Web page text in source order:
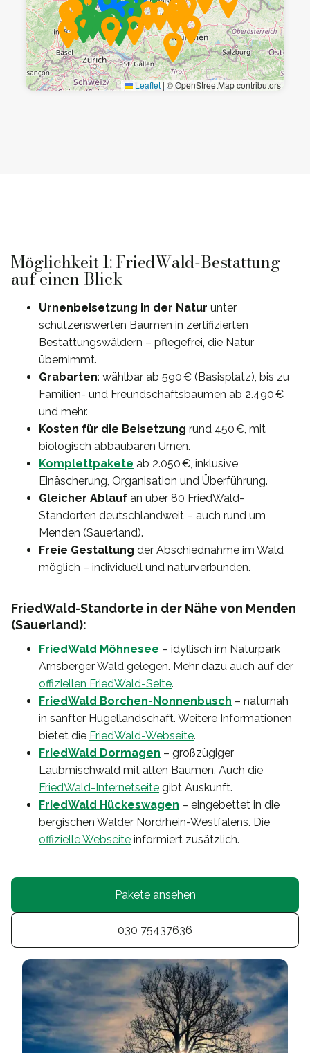
Leaflet | © OpenStreetMap contributors
Möglichkeit 1: FriedWald-Bestattung
auf einen Blick
Urnenbeisetzung in der Natur unter
schützenswerten Bäumen in zertifizierten
Bestattungswäldern – pflegefrei, die Natur
übernimmt.
Grabarten: wählbar ab 590 € (Basisplatz), bis zu
Familien- und Freundschaftsbäumen ab 2.490 €
und mehr.
Kosten für die Beisetzung rund 450 €, mit
biologisch abbaubaren Urnen.
Komplettpakete ab 2.050 €, inklusive
Einäscherung, Organisation und Überführung.
Gleicher Ablauf an über 80 FriedWald-
Standorten deutschlandweit – auch rund um
Menden (Sauerland).
Freie Gestaltung der Abschiednahme im Wald
möglich – individuell und naturverbunden.
FriedWald-Standorte in der Nähe von Menden
(Sauerland):
FriedWald Möhnesee – idyllisch im Naturpark
Arnsberger Wald gelegen. Mehr dazu auch auf der
offiziellen FriedWald-Seite.
FriedWald Borchen-Nonnenbusch – naturnah
in sanfter Hügellandschaft. Weitere Informationen
bietet die FriedWald-Webseite.
FriedWald Dormagen – großzügiger
Laubmischwald mit alten Bäumen. Auch die
FriedWald-Internetseite gibt Auskunft.
FriedWald Hückeswagen – eingebettet in die
bergischen Wälder Nordrhein-Westfalens. Die
offizielle Webseite informiert zusätzlich.
Pakete ansehen
030 75437636